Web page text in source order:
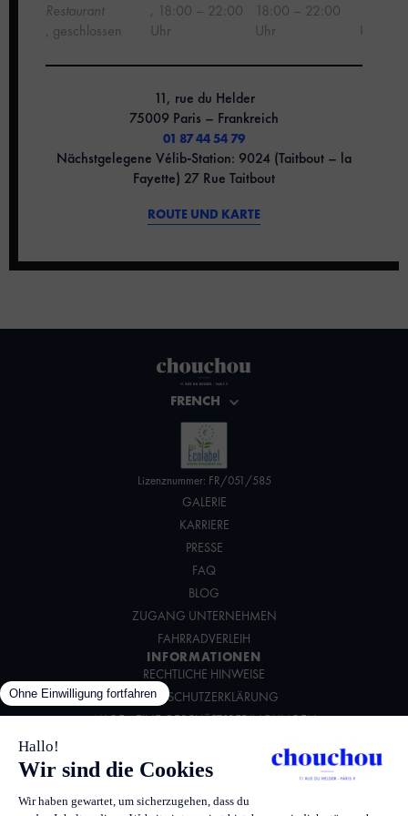
‍Restaurant
, geschlossen
,
18:00 – 22:00
Uhr
18:00 – 22:00
Uhr
Uhr
11, rue du Helder
75009 Paris – Frankreich
01 87 44 54 79
Nächstgelegene Vélib-Station: 9024 (Taitbout – la
Fayette) 27 Rue Taitbout
ROUTE UND KARTE
FRENCH
Lizenznummer: FR/051/585
GALERIE
KARRIERE
PRESSE
FAQ
BLOG
ZUGANG UNTERNEHMEN
FAHRRADVERLEIH
INFORMATIONEN
RECHTLICHE HINWEISE
DATENSCHUTZERKLÄRUNG
ALLGEMEINE GESCHÄFTSBEDINGUNGEN
FOLGEN SIE UNS